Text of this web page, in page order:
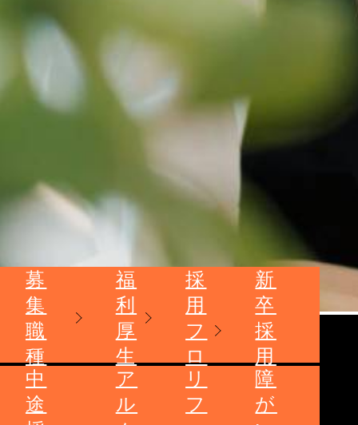
募
集
職
種
福
利
厚
生
採
用
フ
ロ
ー
新
卒
採
用
は
こ
中
途
ア
ル
リ
フ
障
が